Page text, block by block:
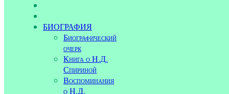
БИОГРАФИЯ
Биографический
очерк
Книга о Н.Д.
Спириной
Воспоминания
о Н.Д.